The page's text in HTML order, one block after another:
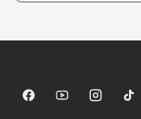
Sparkasse auf Facebook
Sparkasse auf